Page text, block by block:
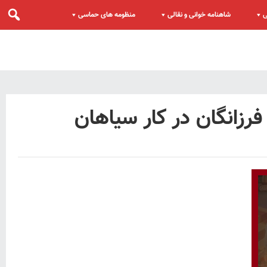
شاهنامه خوانی و نقالی منظومه های حماسی
در کار سیاهان